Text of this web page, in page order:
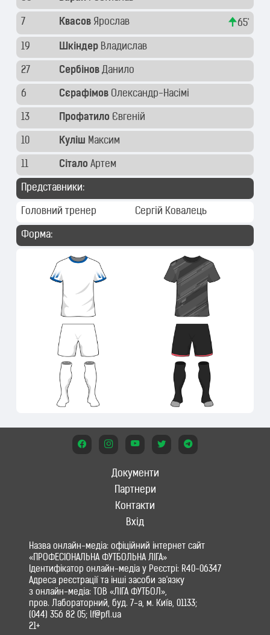
7 Квасов Ярослав 65'
19 Шкіндер Владислав
27 Сербінов Данило
6 Сєрафімов Олександр-Насімі
13 Профатило Євгеній
10 Куліш Максим
11 Сітало Артем
Представники:
Головний тренер Сергій Ковалець
Форма:
Документи
Партнери
Контакти
Вхід
Назва онлайн-медіа: офіційний інтернет сайт
«ПРОФЕСІОНАЛЬНА ФУТБОЛЬНА ЛІГА»
Ідентифікатор онлайн-медіа у Реєстрі: R40-06347
Адреса реєстрації та інші засоби зв'язку
з онлайн-медіа: ТОВ «ЛІГА ФУТБОЛ»,
пров. Лабораторний, буд. 7-а, м. Київ, 01133;
(044) 356 82 05; lf@pfl.ua
21+